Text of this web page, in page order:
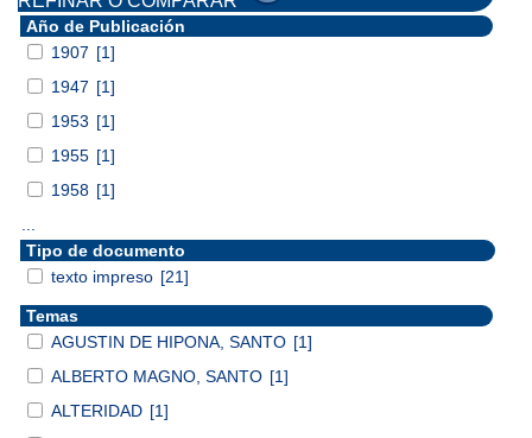
Año de Publicación
1907 [1]
1947 [1]
1953 [1]
1955 [1]
1958 [1]
Tipo de documento
texto impreso [21]
Temas
AGUSTIN DE HIPONA, SANTO [1]
ALBERTO MAGNO, SANTO [1]
ALTERIDAD [1]